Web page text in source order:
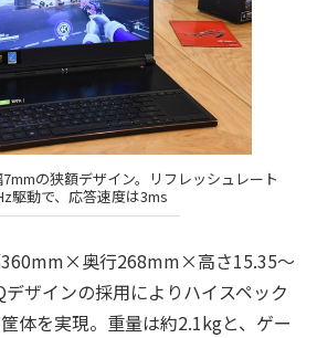
の狭額デザイン。リフレッシュレート
駆動で、応答速度は3ms
奥行268mm×高さ15.35～
ザインの採用によりハイスペック
体を実現。重量は約2.1kgと、ゲー